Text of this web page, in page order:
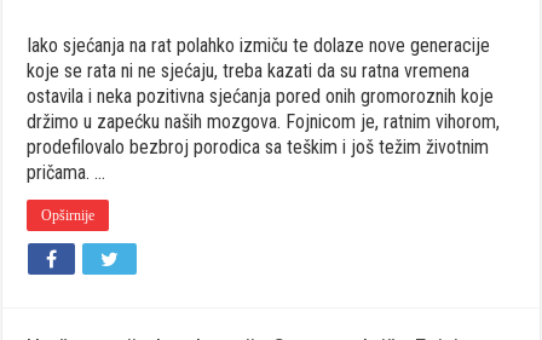
Iako sjećanja na rat polahko izmiču te dolaze nove generacije
koje se rata ni ne sjećaju, treba kazati da su ratna vremena
ostavila i neka pozitivna sjećanja pored onih gromoroznih koje
držimo u zapećku naših mozgova. Fojnicom je, ratnim vihorom,
prodefilovalo bezbroj porodica sa teškim i još težim životnim
pričama. …
Opširnije